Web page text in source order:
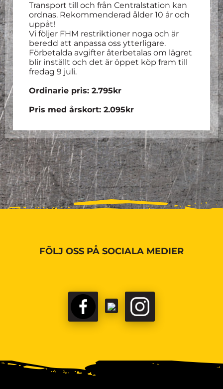
Transport till och från Centralstation kan
ordnas. Rekommenderad ålder 10 år och
uppåt!
Vi följer FHM restriktioner noga och är
beredd att anpassa oss ytterligare.
Förbetalda avgifter återbetalas om lägret
blir inställt och det är öppet köp fram till
fredag 9 juli.
Ordinarie pris: 2.795kr
Pris med årskort: 2.095kr
FÖLJ OSS PÅ SOCIALA MEDIER